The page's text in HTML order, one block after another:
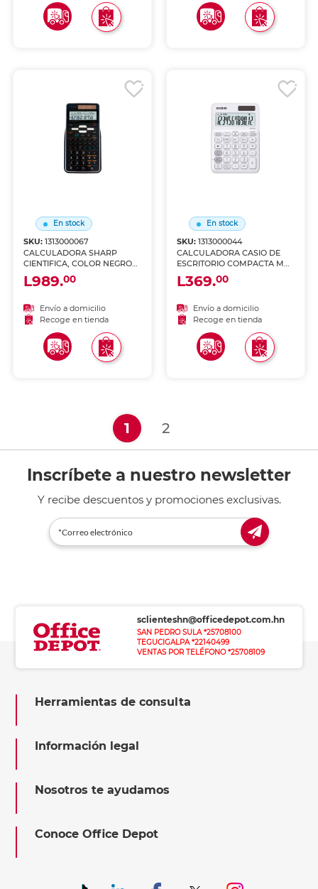
En stock
SKU:1313000067
CALCULADORA SHARP
CIENTIFICA, COLOR NEGRO
EL-506TSBBW
L989.00
Envío a domicilio
Recoge en tienda
En stock
SKU: 1313000044
CALCULADORA CASIO DE
ESCRITORIO COMPACTA MS-
20UC-WE
L369.00
Envío a domicilio
Recoge en tienda
1(current)
2
Inscríbete a nuestro newsletter
Y recibe descuentos y promociones exclusivas.
sclienteshn@officedepot.com.hn
SAN PEDRO SULA *25708100
TEGUCIGALPA *22140499
VENTAS POR TELÉFONO *25708109
Herramientas de consulta
Información legal
Nosotros te ayudamos
Conoce Office Depot